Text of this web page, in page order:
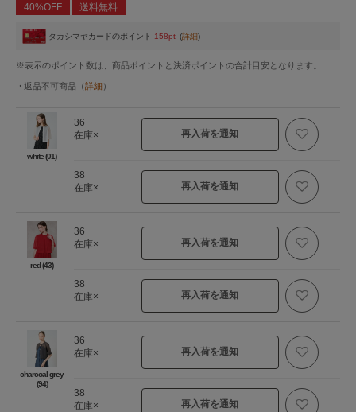
40%OFF
送料無料
タカシマヤカードのポイント 158pt (詳細)
※表示のポイント数は、商品ポイントと決済ポイントの合計目安となります。
返品不可商品 （詳細 ）
white (01)
36
在庫×
再入荷を通知
38
在庫×
再入荷を通知
red (43)
36
在庫×
再入荷を通知
38
在庫×
再入荷を通知
charcoal grey
(94)
36
在庫×
再入荷を通知
38
在庫×
再入荷を通知